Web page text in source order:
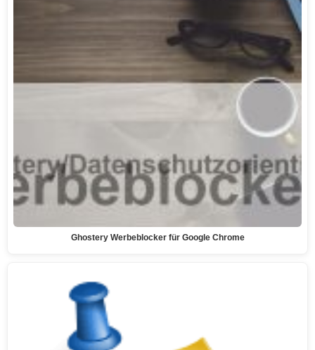
Ghostery Werbeblocker für Google Chrome